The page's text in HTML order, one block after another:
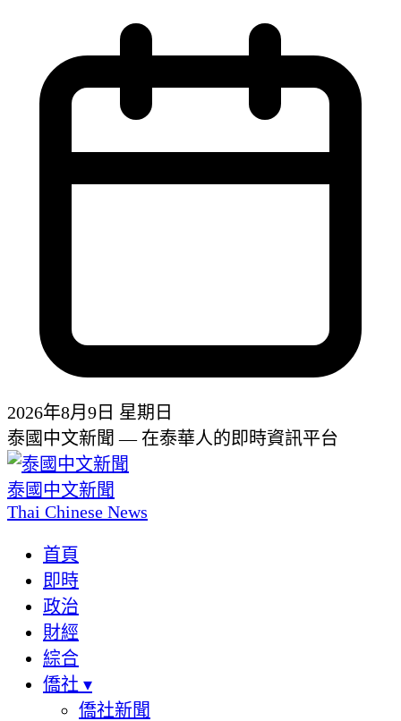
2026年8月9日 星期日
泰國中文新聞 — 在泰華人的即時資訊平台
泰國中文新聞
Thai Chinese News
首頁
即時
政治
財經
綜合
僑社 ▾
僑社新聞